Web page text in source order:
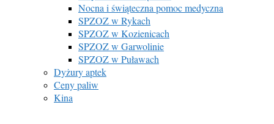
Nocna i świąteczna pomoc medyczna
SPZOZ w Rykach
SPZOZ w Kozienicach
SPZOZ w Garwolinie
SPZOZ w Puławach
Dyżury aptek
Ceny paliw
Kina